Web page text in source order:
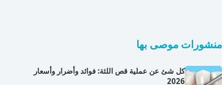
منشورات موصى بها
كل شئ عن عملية قص اللثة: فوائد وأضرار وأسعار
2026